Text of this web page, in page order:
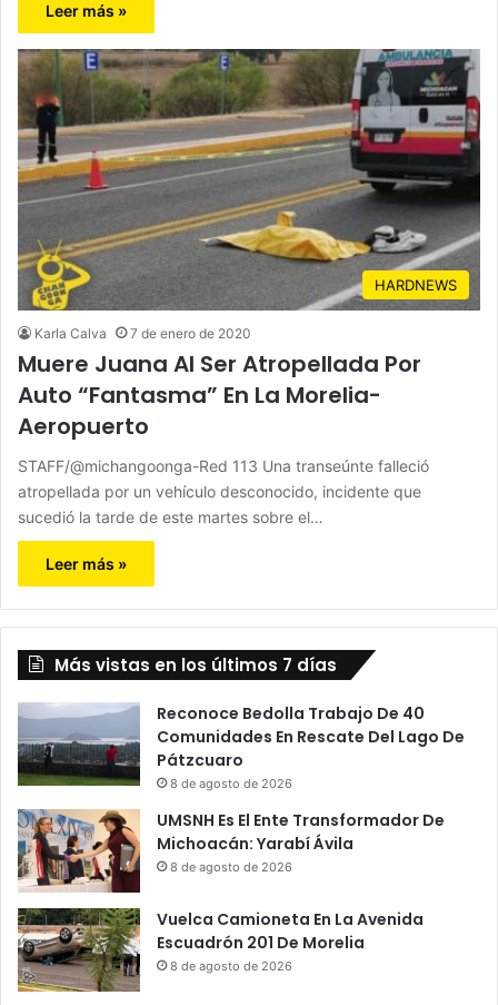
Leer más »
HARDNEWS
Karla Calva 7 de enero de 2020
Muere Juana Al Ser Atropellada Por
Auto “Fantasma” En La Morelia-
Aeropuerto
STAFF/@michangoonga-Red 113 Una transeúnte falleció
atropellada por un vehículo desconocido, incidente que
sucedió la tarde de este martes sobre el…
Leer más »
Más vistas en los últimos 7 días
Reconoce Bedolla Trabajo De 40
Comunidades En Rescate Del Lago De
Pátzcuaro
8 de agosto de 2026
UMSNH Es El Ente Transformador De
Michoacán: Yarabí Ávila
8 de agosto de 2026
Vuelca Camioneta En La Avenida
Escuadrón 201 De Morelia
8 de agosto de 2026